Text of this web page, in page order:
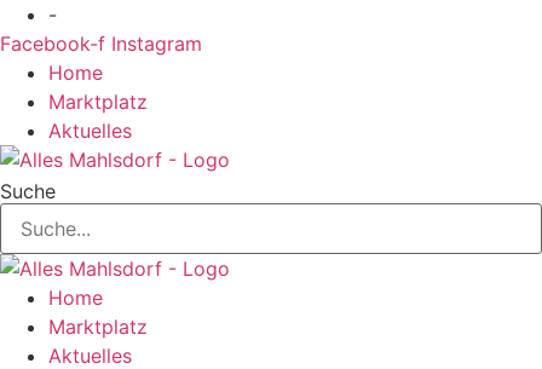
Zum
Inhalt
springen
-
Facebook-f Instagram
Home
Marktplatz
Aktuelles
Suche
Home
Marktplatz
Aktuelles